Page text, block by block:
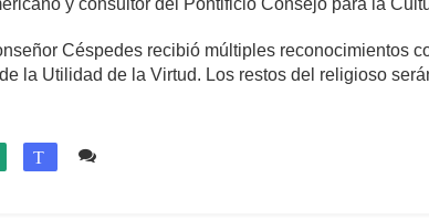
y consultor del Pontificio Consejo para la
Céspedes recibió múltiples reconocimientos
la Utilidad de la Virtud. Los restos del religioso
T